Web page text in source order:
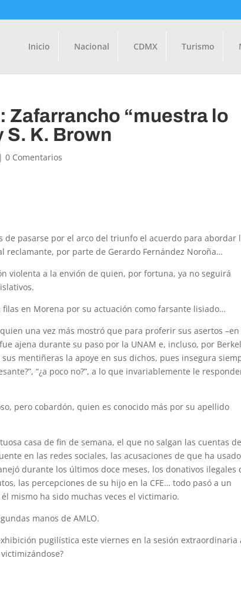
Inicio Nacional CDMX Turismo
Zafarrancho “muestra lo
S. K. Brown
|0 Comentarios
pasarse por el arco del triunfo el acuerdo para abordar
reclamante, por parte de Gerardo Fernández Noroña…
violenta a la envión de quien, por fortuna, ya no seguirá
en Morena por su actuación como farsante lisiado…
una vez más mostró que para proferir sus asertos –en
ajena durante su paso por la UNAM e, incluso, por
mentiñeras la apoye en sus dichos, pues insegura
“¿a poco no?”, a lo que invariablemente le
pero cobardón, quien es conocido más por su apellido
casa de fin de semana, el que no salgan las cuentas
en las redes sociales, las acusaciones de que ha
durante los últimos doce meses, los donativos ilegales
las percepciones de su hijo en la CFE… todo pasó a un
mismo ha sido muchas veces el victimario.
manos de AMLO.
pugilística este viernes en la sesión extraordinaria